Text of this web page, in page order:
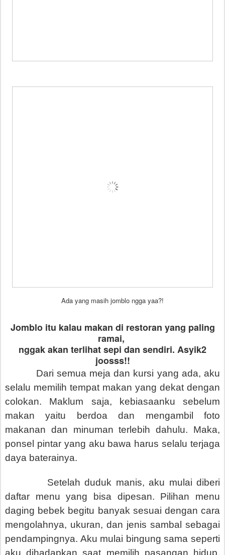
Ada yang masih jomblo ngga yaa?!
Jomblo itu kalau makan di restoran yang paling
ramai,
nggak akan terlihat sepi dan sendiri. Asyik2
joosss!!
Dari semua meja dan kursi yang ada, aku
selalu memilih tempat makan yang dekat dengan
colokan. Maklum saja, kebiasaanku sebelum
makan yaitu berdoa dan mengambil foto
makanan dan minuman terlebih dahulu. Maka,
ponsel pintar yang aku bawa harus selalu terjaga
daya baterainya.
Setelah duduk manis, aku mulai diberi
daftar menu yang bisa dipesan. Pilihan menu
daging bebek begitu banyak sesuai dengan cara
mengolahnya, ukuran, dan jenis sambal sebagai
pendampingnya. Aku mulai bingung sama seperti
aku dihadapkan saat memilih pasangan hidup.